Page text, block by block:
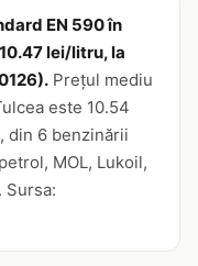
EN 590 în
lei/litru, la
Prețul mediu
este 10.54
din 6 benzinării
MOL, Lukoil,
Sursa: